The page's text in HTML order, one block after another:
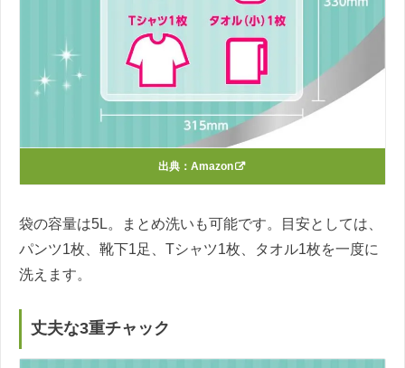
出典： Amazon
袋の容量は5L。まとめ洗いも可能です。目安としては、
パンツ1枚、靴下1足、Tシャツ1枚、タオル1枚を一度に
洗えます。
丈夫な3重チャック